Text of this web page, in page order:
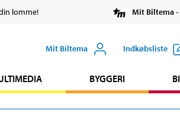
lomme! Mit Biltema-
Mit Biltema Indkøbsliste
BYGGERI